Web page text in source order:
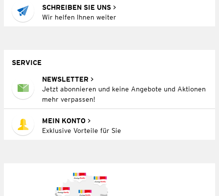
SCHREIBEN SIE UNS
Wir helfen Ihnen weiter
SERVICE
NEWSLETTER
Jetzt abonnieren und keine Angebote und Aktionen
mehr verpassen!
MEIN KONTO
Exklusive Vorteile für Sie